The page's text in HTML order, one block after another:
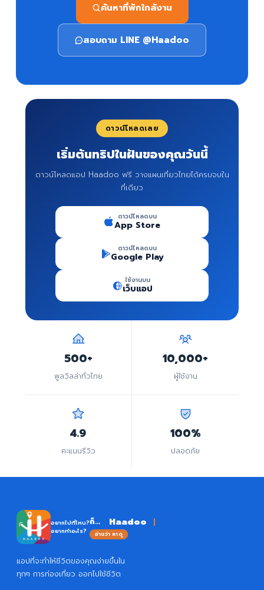
ค้นหาที่พักใกล้งาน
สอบถาม LINE @Haadoo
ดาวน์โหลดเลย
เริ่มต้นทริปในฝันของคุณวันนี้
ดาวน์โหลดแอป Haadoo ฟรี วางแผนเที่ยวไทยได้ครบจบใน
ที่เดียว
ดาวน์โหลดบน
App Store
ดาวน์โหลดบน
Google Play
ใช้งานบน
เว็บแอป
500+
พูลวิลล่าทั่วไทย
10,000+
ผู้ใช้งาน
4.9
คะแนนรีวิว
100%
ปลอดภัย
อยากไปที่ไหน?
อยากทำอะไร?
ก็... Haadoo
อ่านว่า หาดู
แอปที่จะทำให้ชีวิตของคุณง่ายขึ้นใน
ทุกๆ การท่องเที่ยว ออกไปใช้ชีวิต